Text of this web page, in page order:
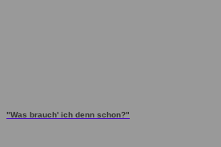
"Was brauch' ich denn schon?"